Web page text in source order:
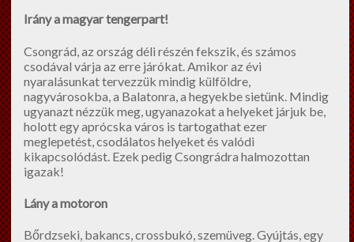
Irány a magyar tengerpart!
Csongrád, az ország déli részén fekszik, és számos
csodával várja az erre járókat. Amikor az évi
nyaralásunkat tervezzük mindig külföldre,
nagyvárosokba, a Balatonra, a hegyekbe sietünk. Mindig
ugyanazt nézzük meg, ugyanazokat a helyeket járjuk be,
holott egy aprócska város is tartogathat ezer
meglepetést, csodálatos helyeket és valódi
kikapcsolódást. Ezek pedig Csongrádra halmozottan
igazak!
Lány a motoron
Bőrdzseki, bakancs, crossbukó, szemüveg. Gyújtás, egy